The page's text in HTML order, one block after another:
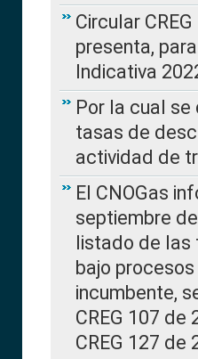
Circular
presenta,
Indicativa
Por la cual
tasas de
actividad de
El CNOGas
septiembre
listado de las
bajo
incumbente,
CREG 107
CREG 127 de